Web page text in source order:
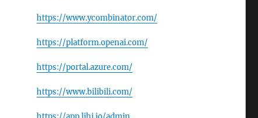
https://www.ycombinator.com/
https://platform.openai.com/
https://portal.azure.com/
https://www.bilibili.com/